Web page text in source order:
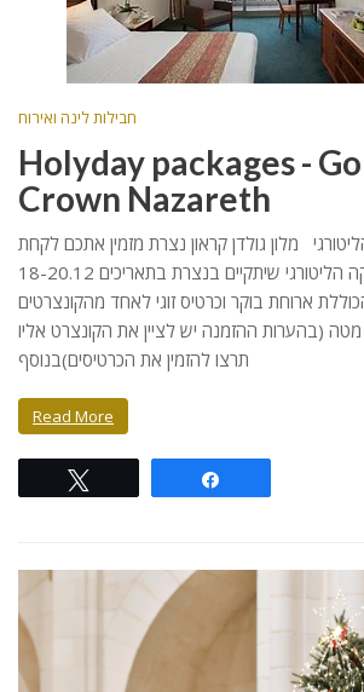
חבילות לינה ואירוח
Holyday packages -
Crown Nazareth
מלון גולדן קראון נצרת מזמין אתכם לקחת
חלק בפסטיבל המוסיקה הליטורגי שיתקיים בנצרת בתאריכים 18-20.12
ארוחת בוקר וכרטיס זוגי לאחד מהקונצרטים
(בהערות ההזמנה יש לציין את הקונצרט אליו
תרצו להזמין את הכרטיסים)בנוסף
Read More